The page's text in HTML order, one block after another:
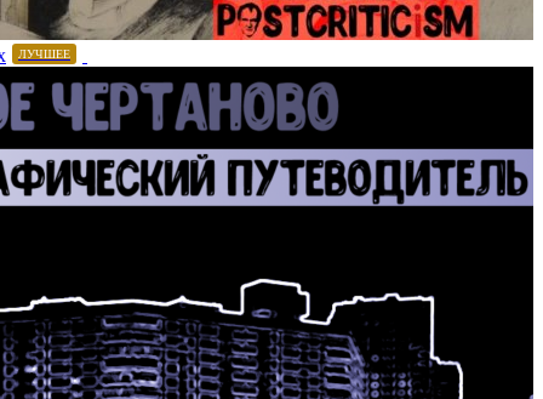
ЛУЧШЕЕ